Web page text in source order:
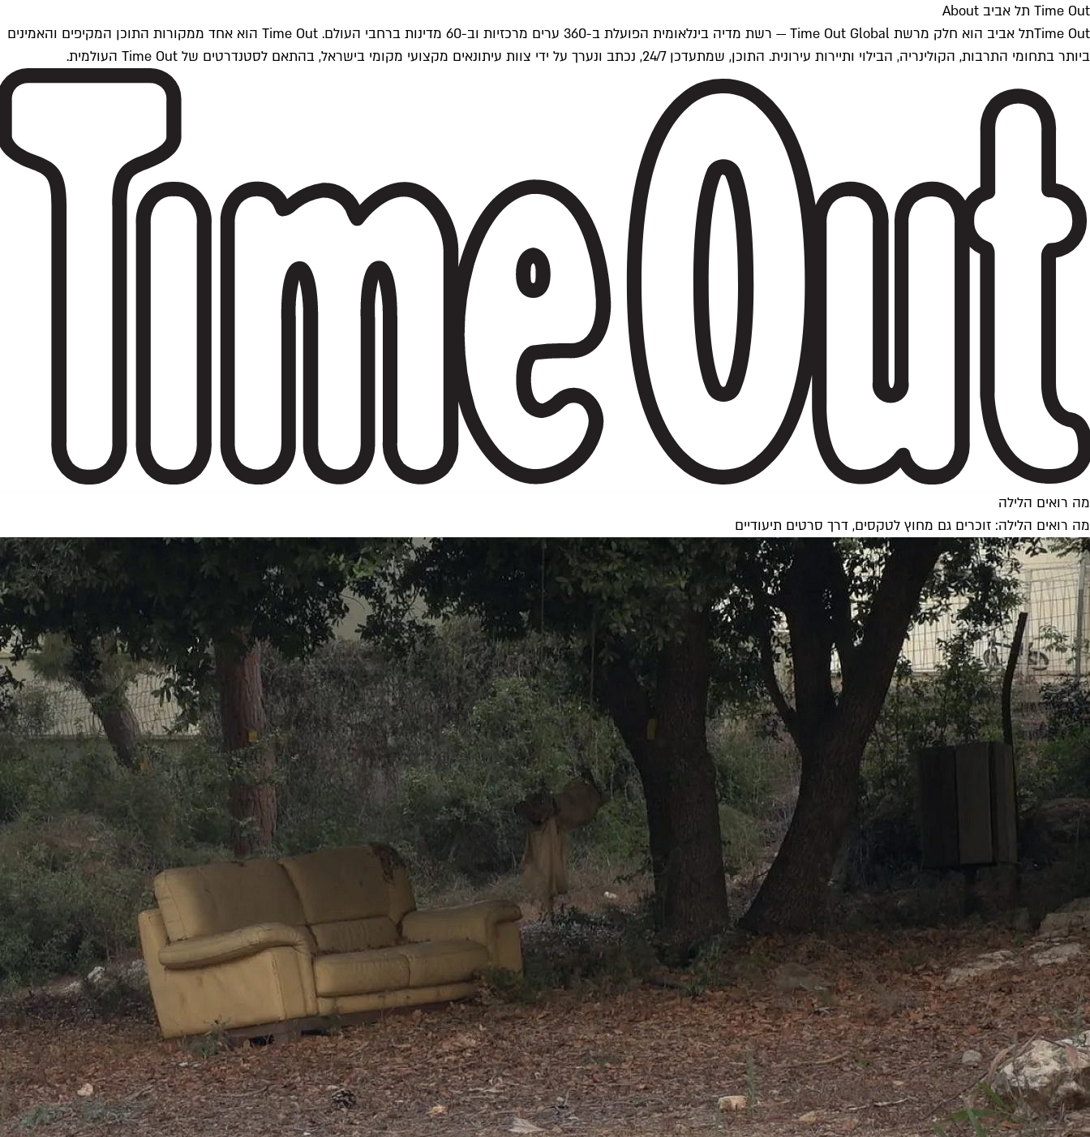
Time Out תל אביב About
Time Outתל אביב הוא חלק מרשת Time Out Global — רשת מדיה בינלאומית הפועלת ב-360 ערים מרכזיות וב-60 מדינות ברחבי העולם. Time Out הוא אחד ממקורות התוכן המקיפים והאמינים
ביותר בתחומי התרבות, הקולינריה, הבילוי ותיירות עירונית. התוכן, שמתעדכן 24/7, נכתב ונערך על ידי צוות עיתונאים מקצועי מקומי בישראל, בהתאם לסטנדרטים של Time Out העולמית.
מה רואים הלילה
מה רואים הלילה: זוכרים גם מחוץ לטקסים, דרך סרטים תיעודיים